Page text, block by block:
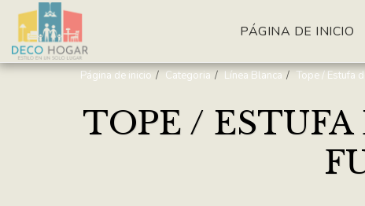
PÁGINA DE INICIO
Página de inicio Categoria Línea Blanca Tope / Estufa
TOPE /